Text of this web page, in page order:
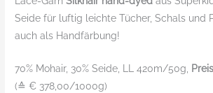
Seide für luftig leichte Tücher, Schals und
auch als Handfärbung!
70% Mohair, 30% Seide, LL 420m/50g,
(≙ € 378,00/1000g)